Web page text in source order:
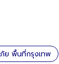
ย พื้นที่กรุงเทพ